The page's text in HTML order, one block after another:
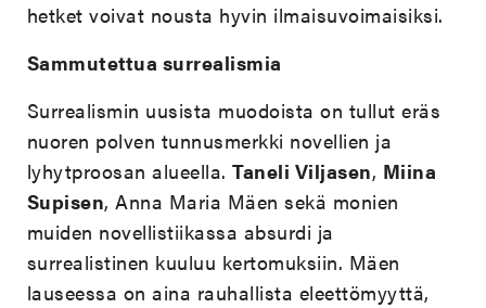
hetket voivat nousta hyvin ilmaisuvoimaisiksi.
Sammutettua surrealismia
Surrealismin uusista muodoista on tullut eräs
nuoren polven tunnusmerkki novellien ja
lyhytproosan alueella.Taneli Viljasen, Miina
Supisen, Anna Maria Mäen sekä monien
muiden novellistiikassa absurdi ja
surrealistinen kuuluu kertomuksiin. Mäen
lauseessa on aina rauhallista eleettömyyttä,